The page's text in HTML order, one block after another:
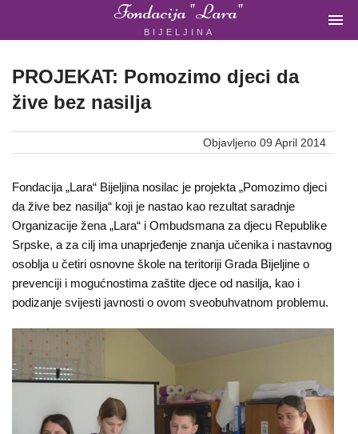
Fondacija "Lara"
BIJELJINA

ORGANIZACIJA
BIH
Fondacija
"Lara"
Bijeljina
nama
Aktuelnosti
PROJEKAT: Pomozimo djeci da
žive bez nasilja
Objavljeno 09 April 2014
Fondacija „Lara“ Bijeljina nosilac je projekta „Pomozimo djeci
da žive bez nasilja“ koji je nastao kao rezultat saradnje
Organizacije žena „Lara“ i Ombudsmana za djecu Republike
Srpske, a za cilj ima unaprjeđenje znanja učenika i nastavnog
osoblja u četiri osnovne škole na teritoriji Grada Bijeljine o
prevenciji i mogućnostima zaštite djece od nasilja, kao i
podizanje svijesti javnosti o ovom sveobuhvatnom problemu.